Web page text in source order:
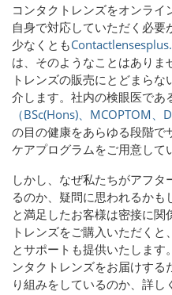
コンタクトレンズをオンラ
自身で対応していただく必要
少なくとも
は、そのようなことはありま
トレンズの販売にとどまら
介します。社内の検眼医であ
（BSc(Hons)、MCOPTOM、
の目の健康をあらゆる段階で
ケアプログラムをご用意して
しかし、なぜ私たちがアフ
るのか、疑問に思われるかも
と満足したお客様は密接に関
トレンズをご購入いただく
とサポートも提供いたします
ンタクトレンズをお届けする
り組みをしているのか、詳し